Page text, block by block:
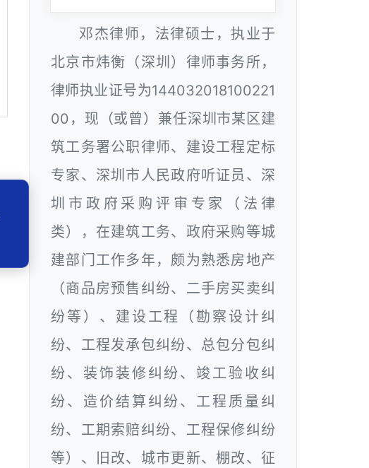
邓杰律师，法律硕士，执业于
北京市炜衡（深圳）律师事务所，
律师执业证号为144032018100221
00，现（或曾）兼任深圳市某区建
筑工务署公职律师、建设工程定标
专家、深圳市人民政府听证员、深
圳市政府采购评审专家（法律
类），在建筑工务、政府采购等城
建部门工作多年，颇为熟悉房地产
（商品房预售纠纷、二手房买卖纠
纷等）、建设工程（勘察设计纠
纷、工程发承包纠纷、总包分包纠
纷、装饰装修纠纷、竣工验收纠
纷、造价结算纠纷、工程质量纠
纷、工期索赔纠纷、工程保修纠纷
等）、旧改、城市更新、棚改、征